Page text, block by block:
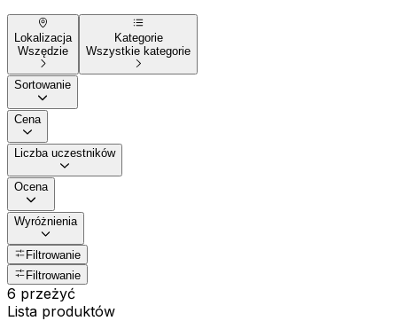
Lokalizacja
Wszędzie
Kategorie
Wszystkie kategorie
Sortowanie
Cena
Liczba uczestników
Ocena
Wyróżnienia
Filtrowanie
Filtrowanie
6 przeżyć
Lista produktów